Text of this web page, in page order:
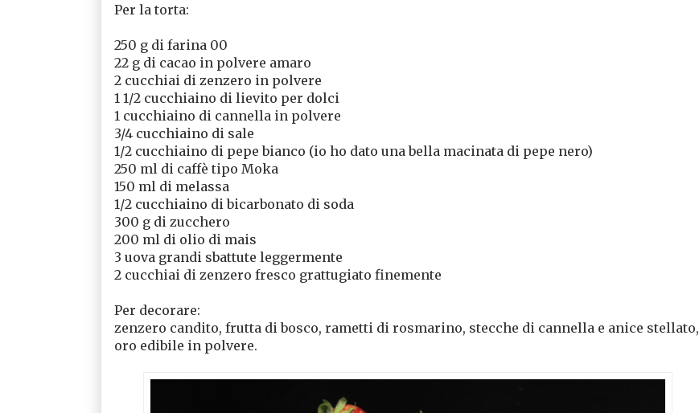
Per la torta:
250 g di farina 00
22 g di cacao in polvere amaro
2 cucchiai di zenzero in polvere
1 1/2 cucchiaino di lievito per dolci
1 cucchiaino di cannella in polvere
3/4 cucchiaino di sale
1/2 cucchiaino di pepe bianco (io ho dato una bella macinata di pepe nero)
250 ml di caffè tipo Moka
150 ml di melassa
1/2 cucchiaino di bicarbonato di soda
300 g di zucchero
200 ml di olio di mais
3 uova grandi sbattute leggermente
2 cucchiai di zenzero fresco grattugiato finemente
Per decorare:
zenzero candito, frutta di bosco, rametti di rosmarino, stecche di cannella e anice stellato,
oro edibile in polvere.